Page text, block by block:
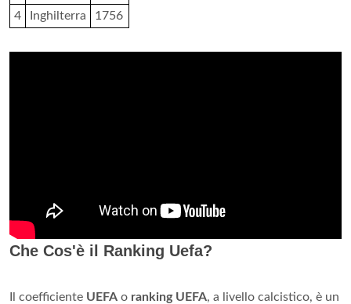
4 Inghilterra 1756
Che Cos'è il Ranking Uefa?
Il coefficiente UEFA o ranking UEFA, a livello calcistico, è un